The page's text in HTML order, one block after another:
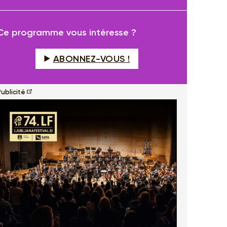
fullscreen
programme vous intéresse ?
ABONNEZ-VOUS !